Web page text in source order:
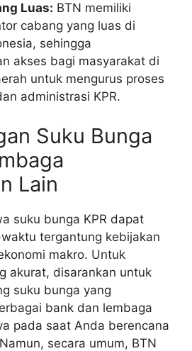
Luas: BTN memiliki
cabang yang luas di
sehingga
akses bagi masyarakat di
untuk mengurus proses
administrasi KPR.
Suku Bunga
Lain
suku bunga KPR dapat
tergantung kebijakan
makro. Untuk
akurat, disarankan untuk
suku bunga yang
bank dan lembaga
pada saat Anda berencana
secara umum, BTN